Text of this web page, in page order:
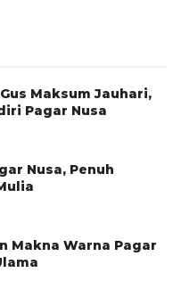
Maksum Jauhari,
Pagar Nusa
Nusa, Penuh
Makna Warna Pagar